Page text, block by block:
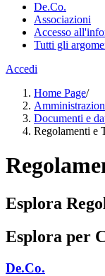
De.Co.
Associazioni
Accesso
Tutti gli
Accedi
Home Page/
Documenti e
Regolamenti e
Esplora
Esplora per
De.Co.